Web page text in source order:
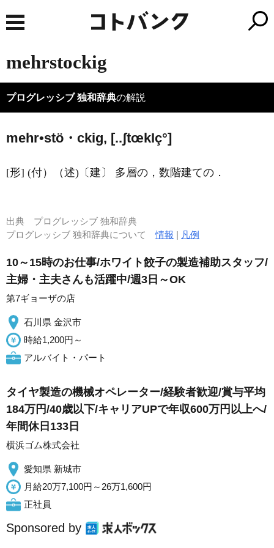
mehrstockig
プログレッシブ 独和辞典の解説
mehr•stö・ckig, [..ʃtœkIç°]
[形] (付）（述)〔建〕 多層の，数階建ての．
出典 プログレッシブ 独和辞典
プログレッシブ 独和辞典について情報 | 凡例
10～15時のお仕事/ホワイト餃子の製造補助スタッフ/
主婦・主夫さんも活躍中/週3日～OK
第7ギョーザの店
石川県 金沢市
時給1,200円～
アルバイト・パート
タイヤ製造の機械オペレーター/経験者歓迎/賞与平均
184万円/40歳以下/キャリアUPで年収600万円以上へ/
年間休日133日
横浜ゴム株式会社
愛知県 新城市
月給20万7,100円～26万1,600円
正社員
Sponsored by